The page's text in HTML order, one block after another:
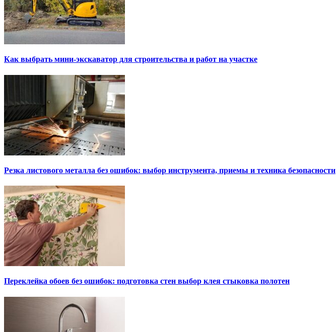
Как выбрать мини-экскаватор для строительства и работ на участке
Резка листового металла без ошибок: выбор инструмента, приемы и техника безопасности
Переклейка обоев без ошибок: подготовка стен выбор клея стыковка полотен